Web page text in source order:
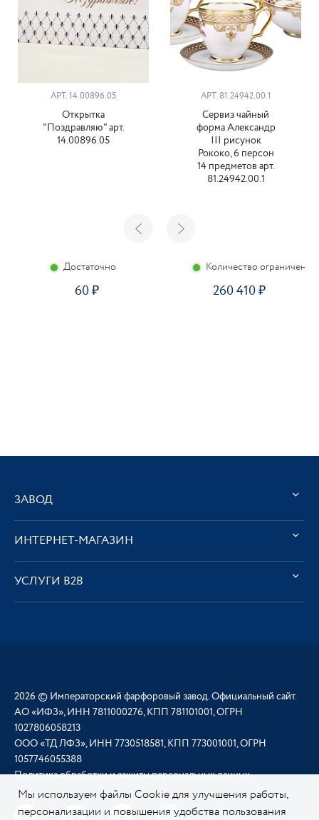
АРТ. 14.00896.05
Открытка
"Поздравляю" арт.
14.00896.05
Достаточно
60
АРТ. 81.24942.00.1
Сервиз чайный
форма Александр
III рисунок
Рококо, 6 персон
14 предметов арт.
81.24942.00.1
Количество ограничено
260 410
ЗАВОД
ИНТЕРНЕТ-МАГАЗИН
УСЛУГИ В2В
2026 © Императорский фарфоровый завод. Официальный сайт.
АО «ИФЗ», ИНН 7811000276, КПП 781101001, ОГРН
1027806058213
ООО «ТД ЛФЗ», ИНН 7730518581, КПП 773001001, ОГРН
1057746055388
Политика обработки и защиты персональных данных
Мы используем файлы Cookie для улучшения работы,
персонализации и повышения удобства пользования